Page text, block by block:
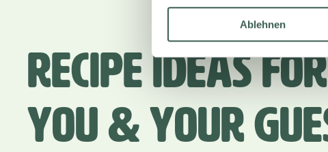
Ablehnen
Recipe ideas for
you & your